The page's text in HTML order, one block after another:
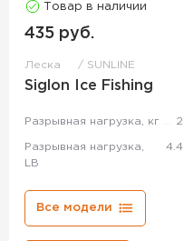
Товар в наличии
435 руб.
Леска SUNLINE
Siglon Ice Fishing
Разрывная нагрузка, кг 2
Разрывная нагрузка,
LB
4.4
Все модели